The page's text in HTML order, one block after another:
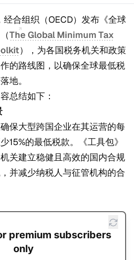
合组织（OECD）发布《全球
The Global Minimum Tax
），为各国税务机关和政策
的路线图，以确保全球最低税
地。
总结如下：
保大型跨国企业在其运营的每
15%的最低税款。《工具包》
关建立稳健且高效的国内合规
并减少纳税人与征管机构的合
premium subscribers
only